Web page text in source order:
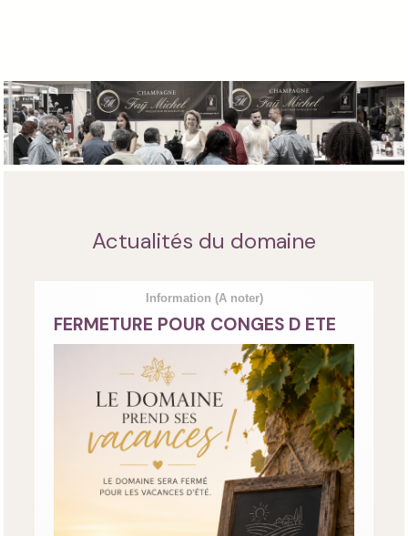
Actualités du domaine
Information (A noter)
FERMETURE POUR CONGES D ETE